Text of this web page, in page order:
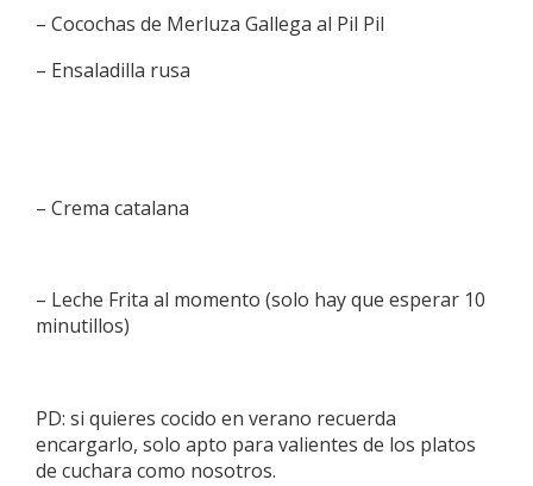
– Cocochas de Merluza Gallega al Pil Pil
– Ensaladilla rusa
– Crema catalana
– Leche Frita al momento (solo hay que esperar 10
minutillos)
PD: si quieres cocido en verano recuerda
encargarlo, solo apto para valientes de los platos
de cuchara como nosotros.